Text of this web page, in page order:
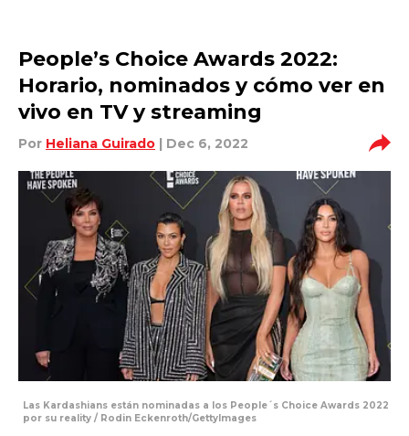
People’s Choice Awards 2022:
Horario, nominados y cómo ver en
vivo en TV y streaming
Por Heliana Guirado | Dec 6, 2022
Las Kardashians están nominadas a los People´s Choice Awards 2022
por su reality / Rodin Eckenroth/GettyImages